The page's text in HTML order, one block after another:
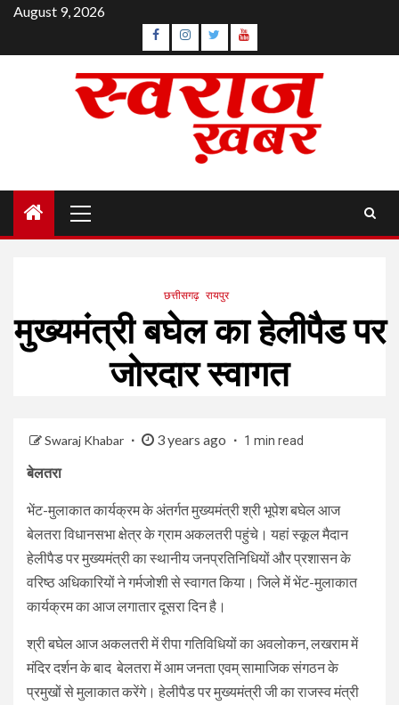
Skip
content
August 9, 2026
Facebook
Instagram
TwitterYouTube
Menu
छत्तीसगढ़ रायपुर
मुख्यमंत्री बघेल का हेलीपैड पर
जोरदार स्वागत
Swaraj Khabar 3 years ago 1 min read
बेलतरा
भेंट-मुलाकात कार्यक्रम के अंतर्गत मुख्यमंत्री श्री भूपेश बघेल आज
बेलतरा विधानसभा क्षेत्र के ग्राम अकलतरी पहुंचे। यहां स्कूल मैदान
हेलीपैड पर मुख्यमंत्री का स्थानीय जनप्रतिनिधियों और प्रशासन के
वरिष्ठ अधिकारियों ने गर्मजोशी से स्वागत किया। जिले में भेंट-मुलाकात
कार्यक्रम का आज लगातार दूसरा दिन है।
श्री बघेल आज अकलतरी में रीपा गतिविधियों का अवलोकन, लखराम में
मंदिर दर्शन के बाद बेलतरा में आम जनता एवम् सामाजिक संगठन के
प्रमुखों से मुलाकात करेंगे। हेलीपैड पर मुख्यमंत्री जी का राजस्व मंत्री